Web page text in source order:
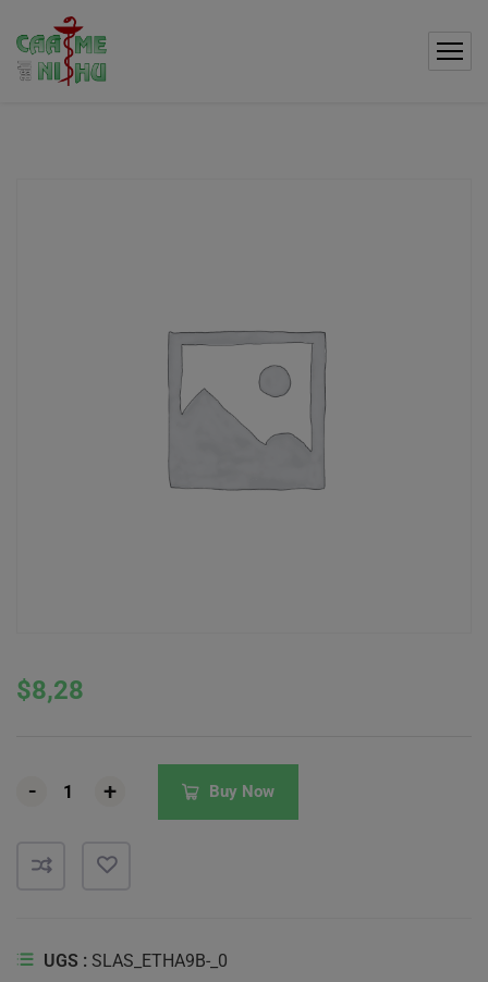
$8,28
- +
- +
- + Buy Now
UGS : SLAS_ETHA9B-_0